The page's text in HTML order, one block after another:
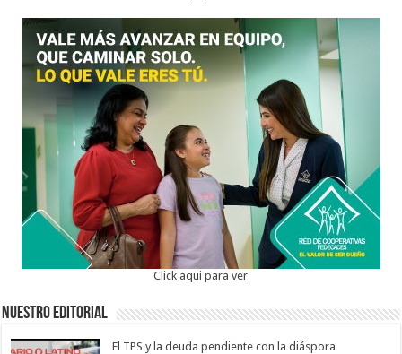
Click aqui para ver
Nuestro Editorial
El TPS y la deuda pendiente con la diáspora